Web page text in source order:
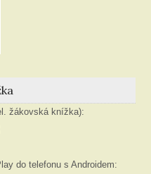
žákovská knížka):
do telefonu s Androidem: